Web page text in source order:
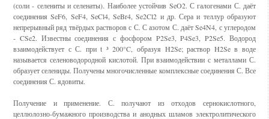
(соли - селениты и селенаты). Наиболее устойчив SeO2. С галогенами С. даёт
соединения SeF6, SeF4, SeCl4, SeBr4, Se2Cl2 и др. Сера и теллур образуют
непрерывный ряд твёрдых растворов с С. С азотом С. даёт Se4N4, с углеродом
- CSe2. Известны соединения с фосфором P2Se3, P4Se3, P2Se5. Водород
взаимодействует с С. при t ³ 200°C, образуя H2Se; раствор H2Se в воде
называется селеноводородной кислотой. При взаимодействии с металлами С.
образует селениды. Получены многочисленные комплексные соединения С. Все
соединения С. ядовиты.
Получение и применение. С. получают из отходов сернокислотного,
целлюлозно-бумажного производства и анодных шламов электролитического